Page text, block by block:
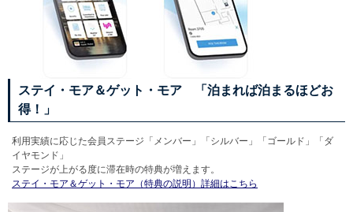
ステイ・モア＆ゲット・モア 「泊まれば泊まるほどお
得！」
利用実績に応じた会員ステージ「メンバー」「シルバー」「ゴールド」「ダ
イヤモンド」
ステージが上がる度に滞在時の特典が増えます。
ステイ・モア＆ゲット・モア（特典の説明）詳細はこちら